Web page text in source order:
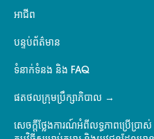
អាជីព
បន្ទប់ព័ត៌មាន
ទំនាក់ទំនង និង FAQ
ផតថលក្រុមប្រឹក្សាភិបាល
សេចក្តីថ្លែងការណ៍អំពីលទ្ធភាពប្រើប្រាស់